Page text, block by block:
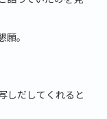
。
しだしてくれると